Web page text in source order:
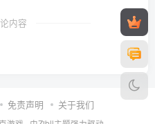
内容
免责声明 关于我们